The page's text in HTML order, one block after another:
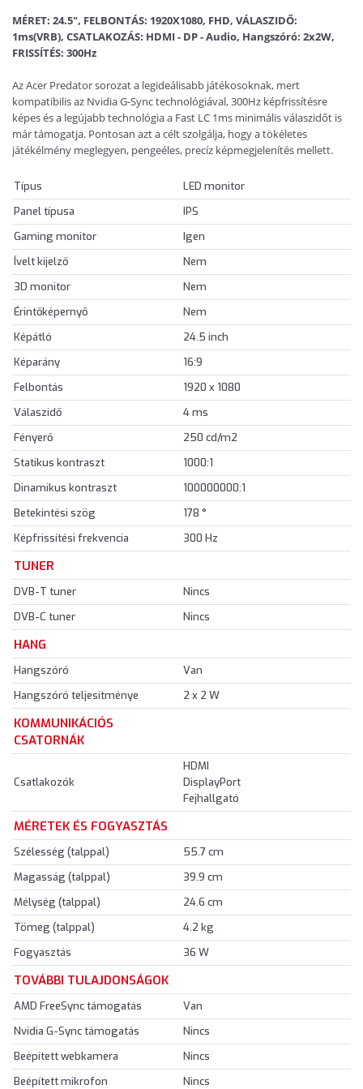
MÉRET: 24.5", FELBONTÁS: 1920X1080, FHD, VÁLASZIDŐ:
1ms(VRB), CSATLAKOZÁS: HDMI - DP - Audio, Hangszóró: 2x2W,
FRISSÍTÉS: 300Hz
Az Acer Predator sorozat a legideálisabb játékosoknak, mert
kompatibilis az Nvidia G-Sync technológiával, 300Hz képfrissítésre
képes és a legújabb technológia a Fast LC 1ms minimális válaszidőt is
már támogatja. Pontosan azt a célt szolgálja, hogy a tökéletes
játékélmény meglegyen, pengeéles, precíz képmegjelenítés mellett.
Típus
LED monitor
Panel típusa
IPS
Gaming monitor
Igen
Ívelt kijelző
Nem
3D monitor
Nem
Érintőképernyő
Nem
Képátló
24.5 inch
Képarány
16:9
Felbontás
1920 x 1080
Válaszidő
4 ms
Fényerő
250 cd/m2
Statikus kontraszt
1000:1
Dinamikus kontraszt
100000000:1
Betekintési szög
178 °
Képfrissítési frekvencia
300 Hz
TUNER
DVB-T tuner
Nincs
DVB-C tuner
Nincs
HANG
Hangszóró
Van
Hangszóró teljesítménye
2 x 2 W
KOMMUNIKÁCIÓS
CSATORNÁK
Csatlakozók
HDMI
DisplayPort
Fejhallgató
MÉRETEK ÉS FOGYASZTÁS
Szélesség (talppal)
55.7 cm
Magasság (talppal)
39.9 cm
Mélység (talppal)
24.6 cm
Tömeg (talppal)
4.2 kg
Fogyasztás
36 W
TOVÁBBI TULAJDONSÁGOK
AMD FreeSync támogatás
Van
Nvidia G-Sync támogatás
Nincs
Beépített webkamera
Nincs
Beépített mikrofon
Nincs